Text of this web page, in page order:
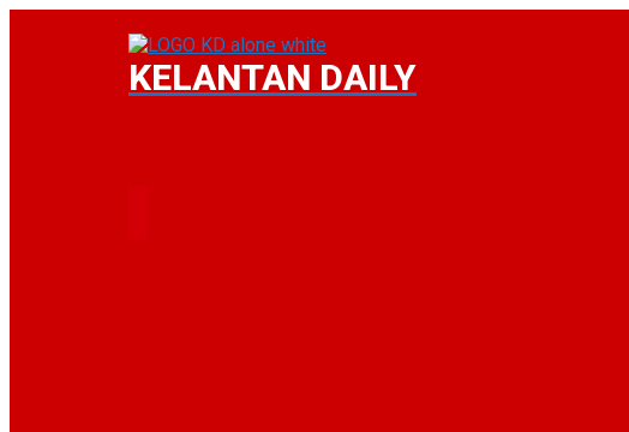
KELANTAN DAILY